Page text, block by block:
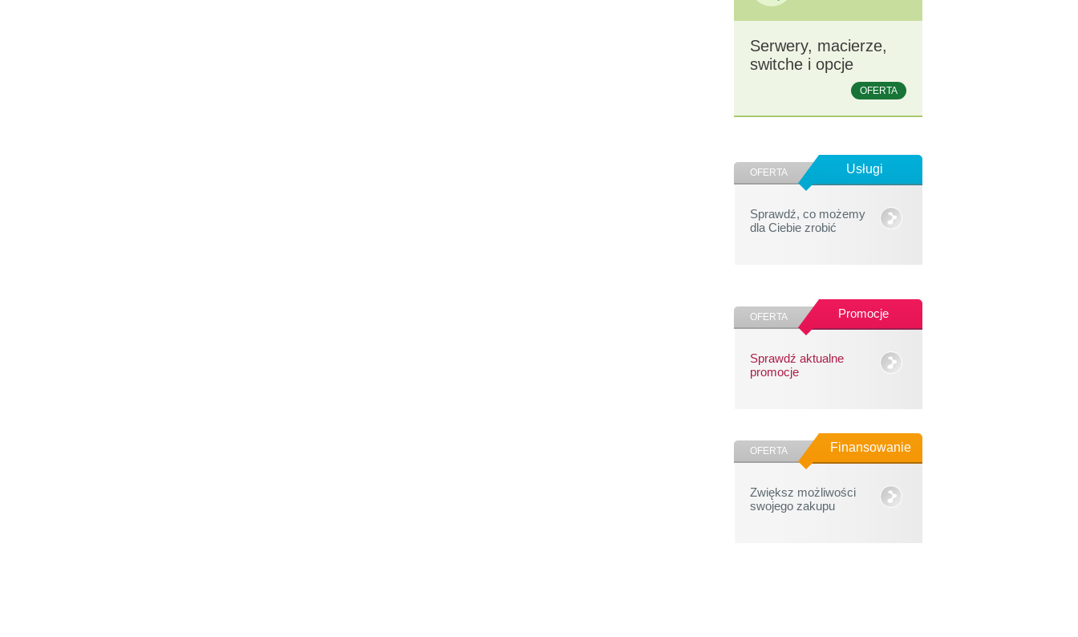
Serwery, macierze,
switche i opcje
OFERTA
OFERTA Usługi
Sprawdź, co możemy
dla Ciebie zrobić
OFERTA Promocje
Sprawdź aktualne
promocje
OFERTA Finansowanie
Zwiększ możliwości
swojego zakupu